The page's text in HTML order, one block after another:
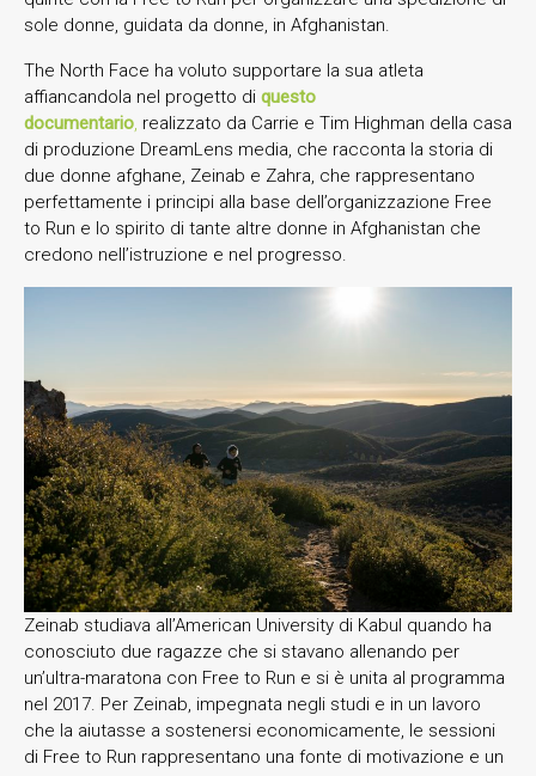
sole donne, guidata da donne, in Afghanistan.
The North Face ha voluto supportare la sua atleta
affiancandola nel progetto di questo
documentario, realizzato da Carrie e Tim Highman della casa
di produzione DreamLens media, che racconta la storia di
due donne afghane, Zeinab e Zahra, che rappresentano
perfettamente i principi alla base dell’organizzazione Free
to Run e lo spirito di tante altre donne in Afghanistan che
credono nell’istruzione e nel progresso.
Zeinab studiava all’American University di Kabul quando ha
conosciuto due ragazze che si stavano allenando per
un’ultra-maratona con Free to Run e si è unita al programma
nel 2017. Per Zeinab, impegnata negli studi e in un lavoro
che la aiutasse a sostenersi economicamente, le sessioni
di Free to Run rappresentano una fonte di motivazione e un